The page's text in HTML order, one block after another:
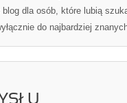
dla osób, które lubią
do najbardziej